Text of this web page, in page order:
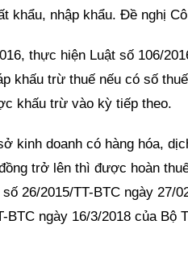
khẩu, nhập khẩu. Đề nghị
thực hiện Luật số 106/
khấu trừ thuế nếu có số
khấu trừ vào kỳ tiếp theo.
kinh doanh có hàng hóa,
trở lên thì được hoàn
26/2015/TT-BTC ngày 27/
BTC ngày 16/3/2018 của Bộ